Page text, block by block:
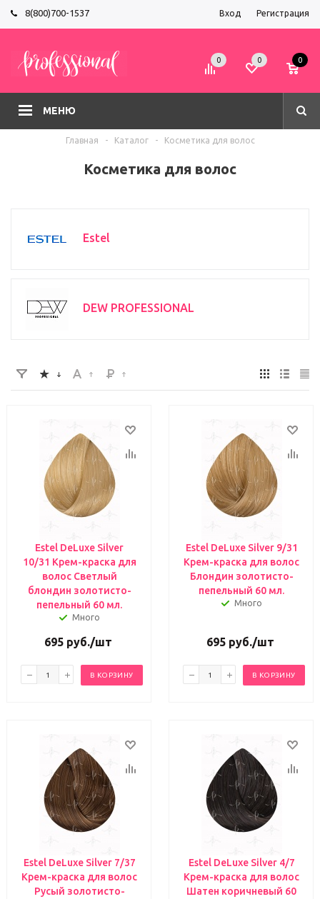
8(800)700-1537 Вход Регистрация
МЕНЮ
0 0 0
Главная - Каталог - Косметика для волос
Косметика для волос
Estel
DEW PROFESSIONAL
Estel DeLuxe Silver
10/31 Крем-краска для
волос Светлый
блондин золотисто-
пепельный 60 мл.
Много
695руб./шт
В КОРЗИНУ
Estel DeLuxe Silver 9/31
Крем-краска для волос
Блондин золотисто-
пепельный 60 мл.
Много
695руб./шт
В КОРЗИНУ
Estel DeLuxe Silver 7/37
Крем-краска для волос
Русый золотисто-
Estel DeLuxe Silver 4/7
Крем-краска для волос
Шатен коричневый 60